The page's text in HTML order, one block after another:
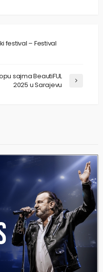
festival – Festival
sajma BeautiFUL
2025 u Sarajevu